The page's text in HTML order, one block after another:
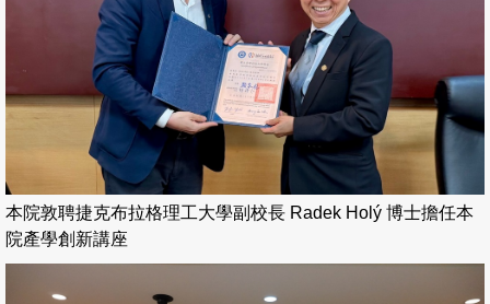
本院敦聘捷克布拉格理工大學副校長 Radek Holý 博士擔任本
院產學創新講座